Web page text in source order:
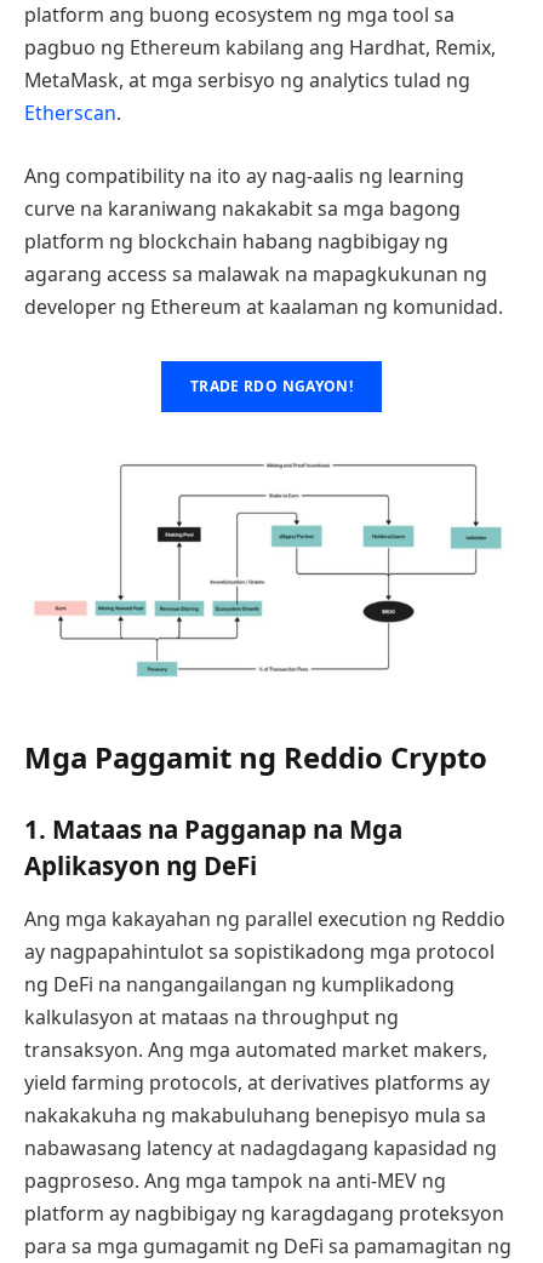
platform ang buong ecosystem ng mga tool sa
pagbuo ng Ethereum kabilang ang Hardhat, Remix,
MetaMask, at mga serbisyo ng analytics tulad ng
Etherscan.
Ang compatibility na ito ay nag-aalis ng learning
curve na karaniwang nakakabit sa mga bagong
platform ng blockchain habang nagbibigay ng
agarang access sa malawak na mapagkukunan ng
developer ng Ethereum at kaalaman ng komunidad.
TRADE RDO NGAYON!
Mga Paggamit ng Reddio Crypto
1. Mataas na Pagganap na Mga
Aplikasyon ng DeFi
Ang mga kakayahan ng parallel execution ng Reddio
ay nagpapahintulot sa sopistikadong mga protocol
ng DeFi na nangangailangan ng kumplikadong
kalkulasyon at mataas na throughput ng
transaksyon. Ang mga automated market makers,
yield farming protocols, at derivatives platforms ay
nakakakuha ng makabuluhang benepisyo mula sa
nabawasang latency at nadagdagang kapasidad ng
pagproseso. Ang mga tampok na anti-MEV ng
platform ay nagbibigay ng karagdagang proteksyon
para sa mga gumagamit ng DeFi sa pamamagitan ng